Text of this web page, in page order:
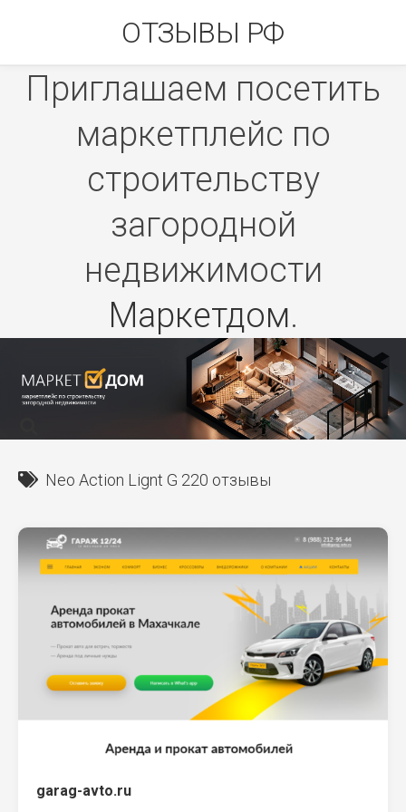
ОТЗЫВЫ РФ
Приглашаем посетить
маркетплейс по
строительству
загородной
недвижимости
Маркетдом.
Neo Action Lignt G 220 отзывы
garag-avto.ru